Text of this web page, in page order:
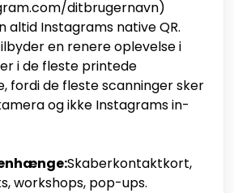
ditbrugernavn)
Instagrams native QR.
en renere oplevelse i
i de fleste printede
fordi de fleste scanninger sker
og ikke Instagrams in-
Skaberkontaktkort,
workshops, pop-ups.